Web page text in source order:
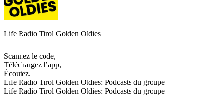
Life Radio Tirol Golden Oldies
Scannez le code,
Téléchargez l’app,
Écoutez.
Life Radio Tirol Golden Oldies: Podcasts du groupe
Life Radio Tirol Golden Oldies: Podcasts du groupe